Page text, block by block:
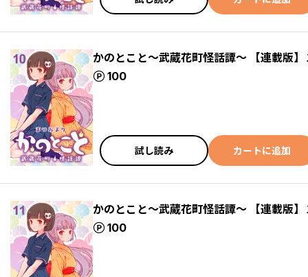
かのとこと～武蔵花町怪話譚～ 【連載版】
100
ポイント
試し読み カートに追加
かのとこと～武蔵花町怪話譚～ 【連載版】
100
ポイント